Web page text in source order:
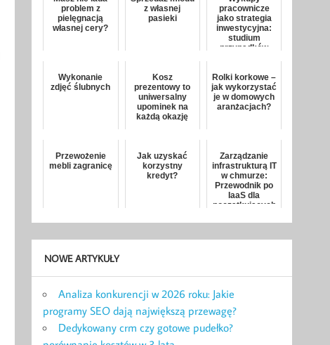
problem z
pielęgnacją
własnej cery?
z własnej
pasieki
pracownicze
jako strategia
inwestycyjna:
studium
przypadków
Wykonanie
zdjęć ślubnych
Kosz
prezentowy to
uniwersalny
upominek na
każdą okazję
Rolki korkowe –
jak wykorzystać
je w domowych
aranżacjach?
Przewożenie
mebli zagranicę
Jak uzyskać
korzystny
kredyt?
Zarządzanie
infrastrukturą IT
w chmurze:
Przewodnik po
IaaS dla
początkujących
NOWE ARTYKUŁY
Analiza konkurencji w 2026 roku: Jakie
programy SEO dają największą przewagę?
Dedykowany crm czy gotowe pudełko?